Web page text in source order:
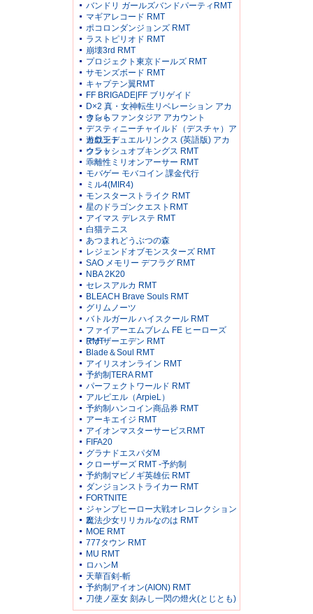
バンドリ ガールズバンドパーティRMT
マギアレコード RMT
ポコロンダンジョンズ RMT
ラストピリオド RMT
崩壊3rd RMT
プロジェクト東京ドールズ RMT
サモンズボード RMT
キャプテン翼RMT
FF BRIGADE|FF ブリゲイド
D×2 真・女神転生リベレーション アカ
ウント
きららファンタジア アカウント
デスティニーチャイルド（デスチャ）ア
カウント
遊戯王デュエルリンクス (英語版) アカ
ウント
クラッシュオブキングス RMT
乖離性ミリオンアーサー RMT
モバゲー モバコイン 課金代行
ミル4(MIR4)
モンスターストライク RMT
星のドラゴンクエストRMT
アイマス デレステ RMT
白猫テニス
あつまれどうぶつの森
レジェンドオブモンスターズ RMT
SAO メモリー デフラグ RMT
NBA 2K20
セレスアルカ RMT
BLEACH Brave Souls RMT
グリムノーツ
バトルガール ハイスクール RMT
ファイアーエムブレム FE ヒーローズ
RMT
アナザーエデン RMT
Blade＆Soul RMT
アイリスオンライン RMT
予約制TERA RMT
パーフェクトワールド RMT
アルピエル（ArpieL）
予約制ハンコイン商品券 RMT
アーキエイジ RMT
アイオンマスターサービスRMT
FIFA20
グラナドエスパダM
クローザーズ RMT -予約制
予約制マビノギ英雄伝 RMT
ダンジョンストライカー RMT
FORTNITE
ジャンプヒーロー大戦オレコレクション
2
魔法少女リリカルなのは RMT
MOE RMT
777タウン RMT
MU RMT
ロハンM
天華百剣-斬
予約制アイオン(AION) RMT
刀使ノ巫女 刻みし一閃の燈火(とじとも)